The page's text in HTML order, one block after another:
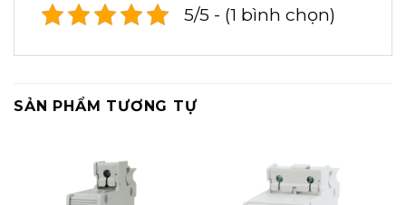
5/5 - (1 bình chọn)
SẢN PHẨM TƯƠNG TỰ